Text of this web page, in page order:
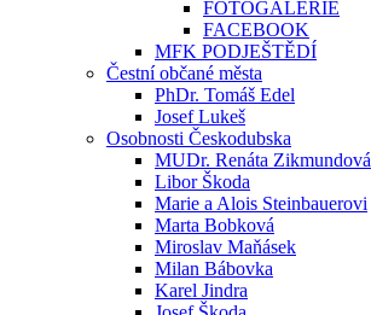
FOTOGALERIE
FACEBOOK
MFK PODJEŠTĚDÍ
Čestní občané města
PhDr. Tomáš Edel
Josef Lukeš
Osobnosti Českodubska
MUDr. Renáta Zikmundová
Libor Škoda
Marie a Alois Steinbauerovi
Marta Bobková
Miroslav Maňásek
Milan Bábovka
Karel Jindra